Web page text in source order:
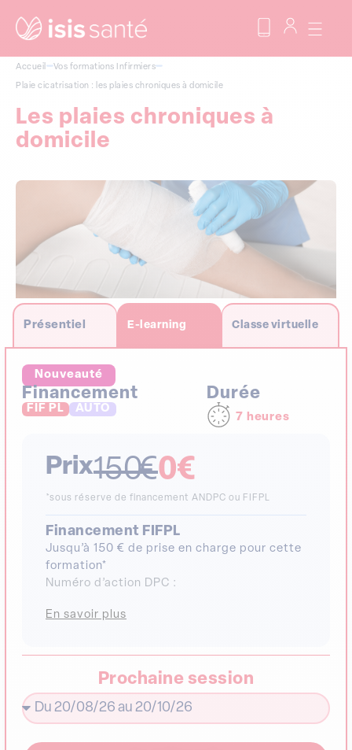
Accueil Vos formations Infirmiers
Plaie cicatrisation : les plaies chroniques à domicile
Les plaies chroniques à
domicile
Présentiel E-learning Classe virtuelle
Nouveauté
Financement
FIF PL AUTO
Durée
7 heures
Prix150€0€
*sous réserve de financement ANDPC ou FIFPL
Financement FIFPL
Jusqu’à 150 € de prise en charge pour cette
formation*
Numéro d’action DPC :
En savoir plus
Prochaine session